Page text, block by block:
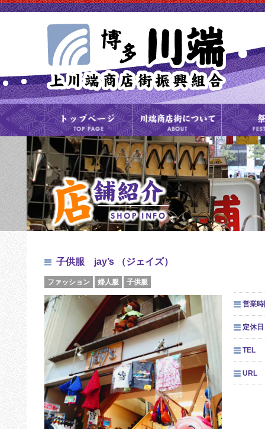
子供服 jay’s （ジェイズ）
ファッション 婦人服 子供服
営業
定休日
TEL
URL